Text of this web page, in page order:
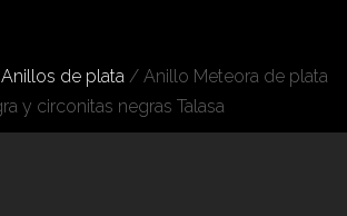
Anillos de plata / Anillo Meteora de plata
y circonitas negras Talasa